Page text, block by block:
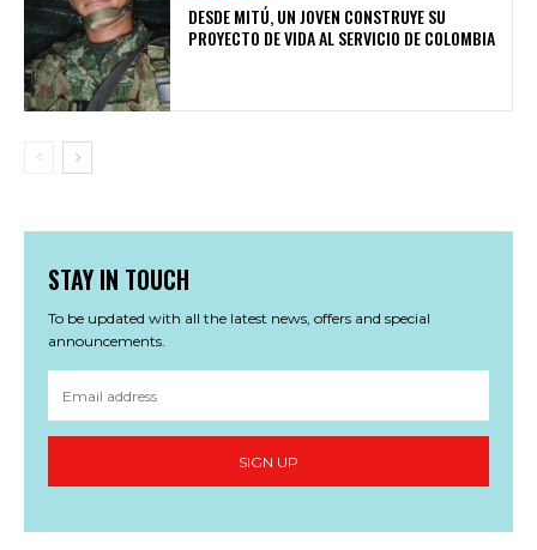
DESDE MITÚ, UN JOVEN CONSTRUYE SU
PROYECTO DE VIDA AL SERVICIO DE COLOMBIA
STAY IN TOUCH
To be updated with all the latest news, offers and special
announcements.
SIGN UP